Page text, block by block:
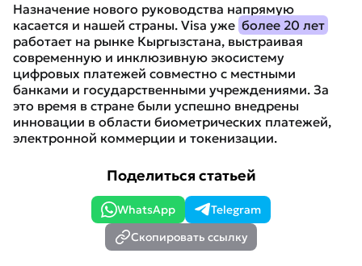
Назначение нового руководства напрямую
касается и нашей страны. Visa уже более 20 лет
работает на рынке Кыргызстана, выстраивая
современную и инклюзивную экосистему
цифровых платежей совместно с местными
банками и государственными учреждениями. За
это время в стране были успешно внедрены
инновации в области биометрических платежей,
электронной коммерции и токенизации.
Поделиться статьей
WhatsApp
Telegram
Скопировать ссылку